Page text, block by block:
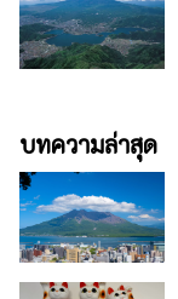
บทความล่าสุด